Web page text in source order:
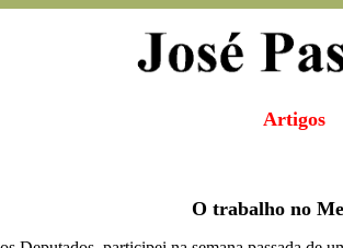
Artigos
O trabalho no